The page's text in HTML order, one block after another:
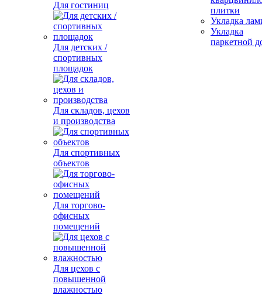
Для гостиниц
Для детских /
спортивных
площадок
Для складов, цехов
и производства
Для спортивных
объектов
Для торгово-
офисных
помещений
Для цехов с
повышенной
влажностью
плитки
Укладка
Укладка
паркетной